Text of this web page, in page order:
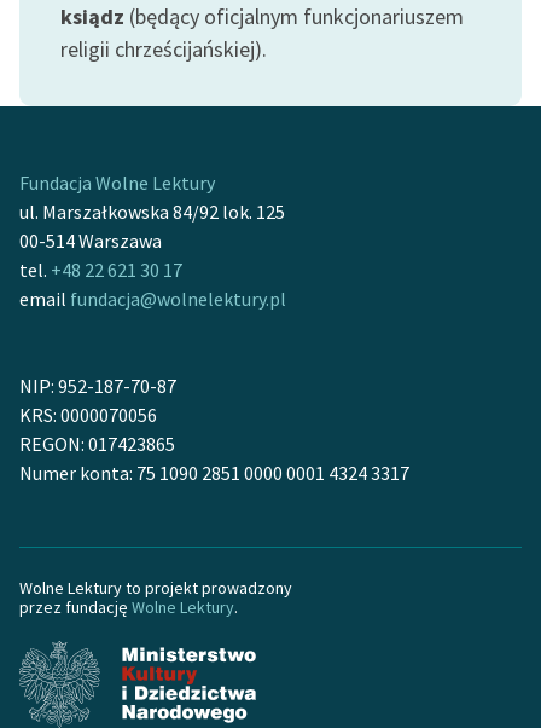
niepełnosprawnościami
Feministyczne inspiracje.
Popularyzacja
Ręce pełne poezji
Kolekcje edukacyjne
twórców przechodzących
do domeny publicznej,
Odkurzamy bohaterów
Szkoła Poezji Wolnych
O nas
Kontakt
O projekcie
Zespół
ksiądz (będący oficjalnym funkcjonariuszem
religii chrześcijańskiej).
Fundacja Wolne Lektury
ul. Marszałkowska 84/92 lok. 125
00-514 Warszawa
tel. +48 22 621 30 17
email fundacja@wolnelektury.pl
NIP: 952-187-70-87
KRS: 0000070056
REGON: 017423865
Numer konta: 75 1090 2851 0000 0001 4324 3317
Wolne Lektury to projekt prowadzony
przez fundację Wolne Lektury.